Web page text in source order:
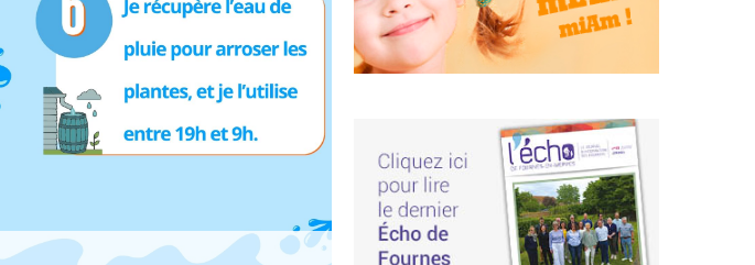
» Tonic gym
» Weppes natation
» Tendances Weppes